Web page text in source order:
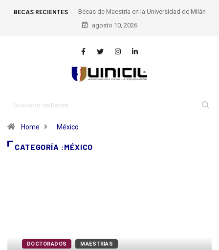
BECAS RECIENTES
Becas de Maestría en la Universidad de Milán
agosto 10, 2026
Home México
CATEGORÍA :MÉXICO
DOCTORADOS MAESTRÍAS